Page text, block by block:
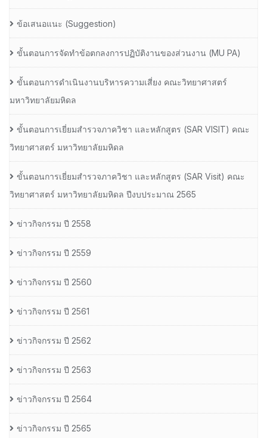
ข้อเสนอแนะ (Suggestion)
ขั้นตอนการจัดทำข้อตกลงการปฏิบัติงานของส่วนงาน (MU PA)
ขั้นตอนการดำเนินงานบริหารความเสี่ยง คณะวิทยาศาสตร์
มหาวิทยาลัยมหิดล
ขั้นตอนการเยี่ยมสำรวจภาควิชา และหลักสูตร (SAR VISIT) คณะ
วิทยาศาสตร์ มหาวิทยาลัยมหิดล
ขั้นตอนการเยี่ยมสำรวจภาควิชา และหลักสูตร (SAR Visit) คณะ
วิทยาศาสตร์ มหาวิทยาลัยมหิดล ปีงบประมาณ 2565
ข่าวกิจกรรม ปี 2558
ข่าวกิจกรรม ปี 2559
ข่าวกิจกรรม ปี 2560
ข่าวกิจกรรม ปี 2561
ข่าวกิจกรรม ปี 2562
ข่าวกิจกรรม ปี 2563
ข่าวกิจกรรม ปี 2564
ข่าวกิจกรรม ปี 2565